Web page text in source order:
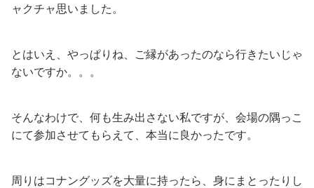
ャクチャ思いました。
とはいえ、やっぱりね、ご縁があったのなら行きたいじゃ
ないですか。。。
そんなわけで、何も生み出さない私ですが、会場の隅っこ
にて参加させてもらえて、本当に良かったです。
周りはコナングッズを大量に持ったら、身にまとったりし